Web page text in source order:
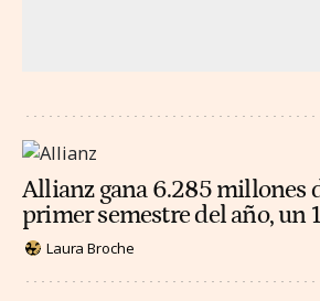
Allianz gana 6.285 millones
primer semestre del año, un
Laura Broche